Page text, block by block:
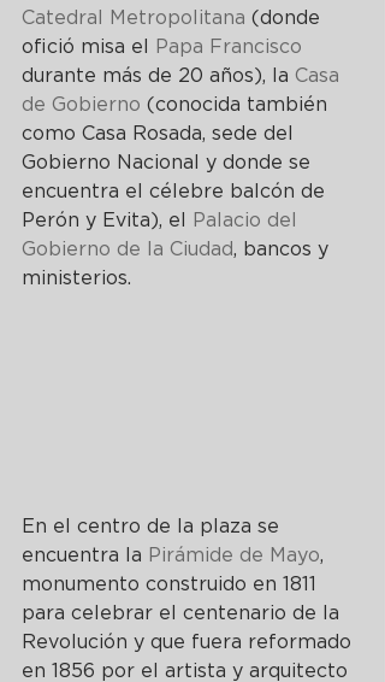
Catedral Metropolitana (donde
ofició misa el
Papa Francisco
durante más de 20 años), la Casa
de Gobierno (conocida también
como Casa Rosada, sede del
Gobierno Nacional y donde se
encuentra el célebre balcón de
Perón y Evita), el
Palacio del
Gobierno de la Ciudad, bancos y
ministerios.
En el centro de la plaza se
encuentra la Pirámide de Mayo,
monumento construido en 1811
para celebrar el centenario de la
Revolución y que fuera reformado
en 1856 por el artista y arquitecto